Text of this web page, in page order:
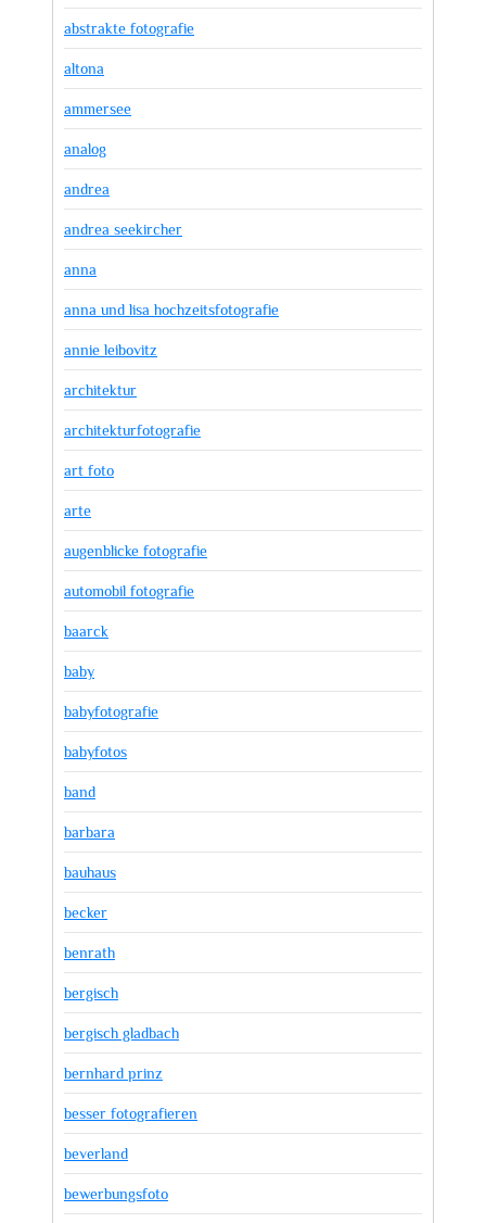
abstrakte fotografie
altona
ammersee
analog
andrea
andrea seekircher
anna
anna und lisa hochzeitsfotografie
annie leibovitz
architektur
architekturfotografie
art foto
arte
augenblicke fotografie
automobil fotografie
baarck
baby
babyfotografie
babyfotos
band
barbara
bauhaus
becker
benrath
bergisch
bergisch gladbach
bernhard prinz
besser fotografieren
beverland
bewerbungsfoto